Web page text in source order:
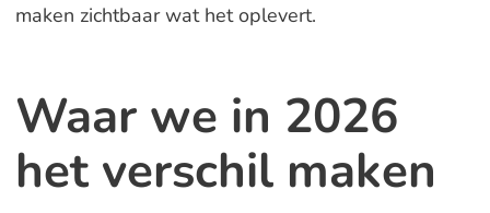
maken zichtbaar wat het oplevert.
Waar we in 2026
het verschil maken